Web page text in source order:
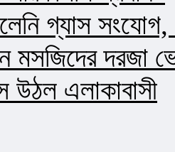
গ্যাস
মসজিদের দরজা
উঠল এলাকাবাসী